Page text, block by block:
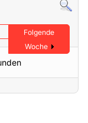
Folgende
Woche